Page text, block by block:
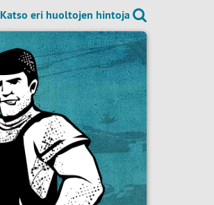
Katso eri huoltojen hintoja